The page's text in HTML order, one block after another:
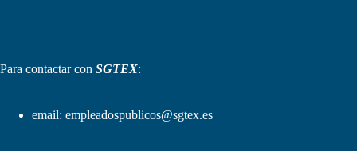
Para contactar con SGTEX:
email: empleadospublicos@sgtex.es